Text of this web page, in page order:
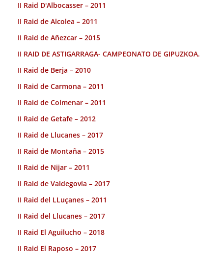
II Raid D'Albocasser – 2011
II Raid de Alcolea – 2011
II Raid de Añezcar – 2015
II RAID DE ASTIGARRAGA- CAMPEONATO DE GIPUZKOA.
II Raid de Berja – 2010
II Raid de Carmona – 2011
II Raid de Colmenar – 2011
II Raid de Getafe – 2012
II Raid de Llucanes – 2017
II Raid de Montaña – 2015
II Raid de Nijar – 2011
II Raid de Valdegovía – 2017
II Raid del LLuçanes – 2011
II Raid del Llucanes – 2017
II Raid El Aguilucho – 2018
II Raid El Raposo – 2017